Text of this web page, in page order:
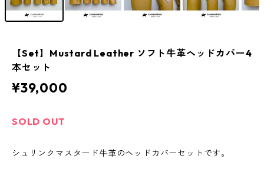
【Set】Mustard Leather ソフト牛革ヘッドカバー4
本セット
¥39,000
SOLD OUT
シュリンクマスタード牛革のヘッドカバーセットです。